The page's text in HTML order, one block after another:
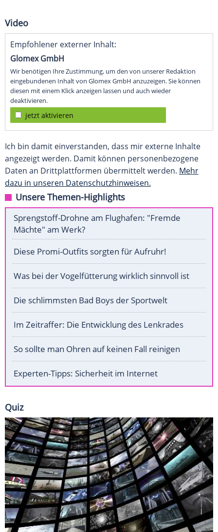
Video
Empfohlener externer Inhalt:
Glomex GmbH
Wir benötigen Ihre Zustimmung, um den von unserer Redaktion
eingebundenen Inhalt von Glomex GmbH anzuzeigen. Sie können
diesen mit einem Klick anzeigen lassen und auch wieder
deaktivieren.
jetzt aktivieren
Ich bin damit einverstanden, dass mir externe Inhalte
angezeigt werden. Damit können personenbezogene
Daten an Drittplattformen übermittelt werden. Mehr
dazu in unseren Datenschutzhinweisen.
Unsere Themen-Highlights
Sprengstoff-Drohne am Flughafen: "Fremde
Mächte" am Werk?
Diese Promi-Outfits sorgten für Aufruhr!
Was bei der Vogelfütterung wirklich sinnvoll ist
Die schlimmsten Bad Boys der Sportwelt
Im Zeitraffer: Die Entwicklung des Lenkrades
So sollte man Ohren auf keinen Fall reinigen
Experten-Tipps: Sicherheit im Internet
Quiz